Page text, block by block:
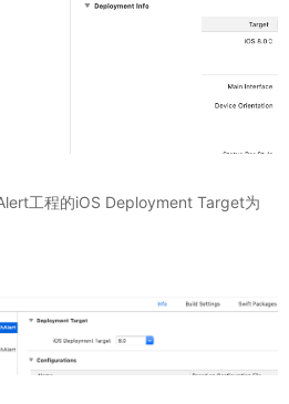
工程的iOS Deployment Target为